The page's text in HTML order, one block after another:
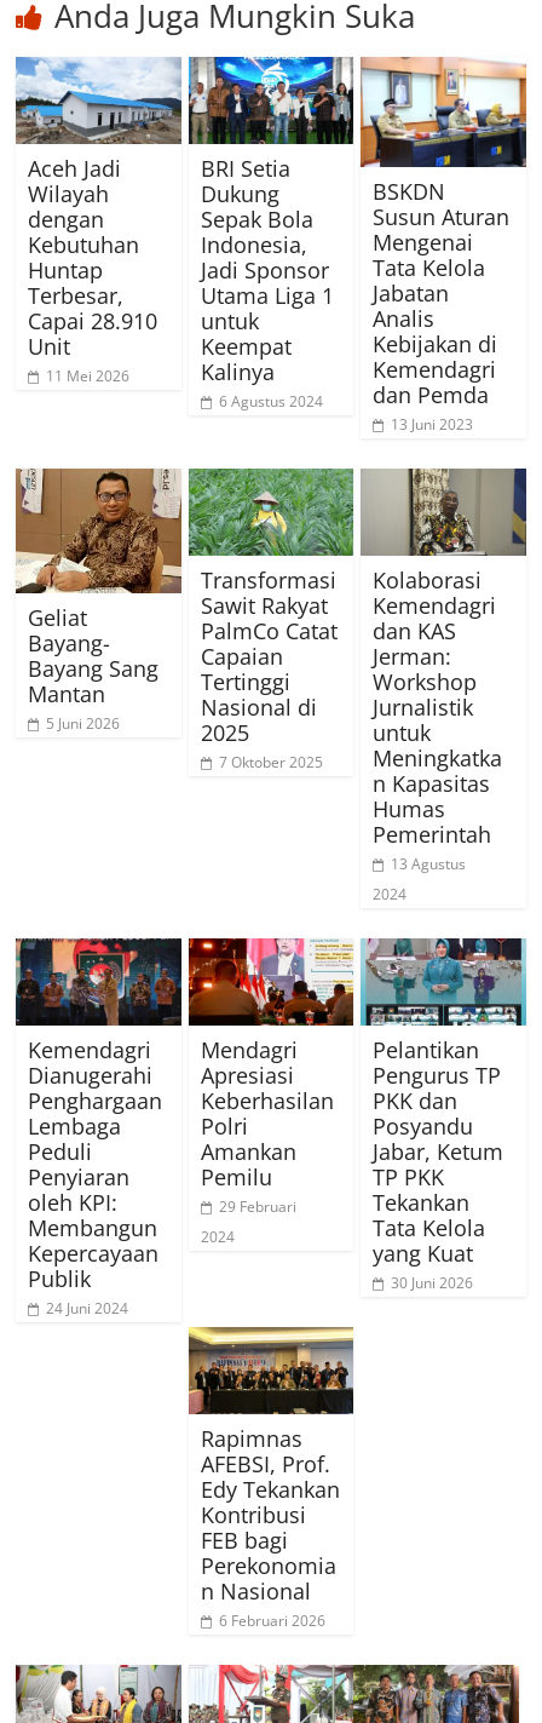
Anda Juga Mungkin Suka
Aceh Jadi
Wilayah
dengan
Kebutuhan
Huntap
Terbesar,
Capai 28.910
Unit
11 Mei 2026
BRI Setia
Dukung
Sepak Bola
Indonesia,
Jadi Sponsor
Utama Liga 1
untuk
Keempat
Kalinya
6 Agustus 2024
BSKDN
Susun Aturan
Mengenai
Tata Kelola
Jabatan
Analis
Kebijakan di
Kemendagri
dan Pemda
13 Juni 2023
Geliat
Bayang-
Bayang Sang
Mantan
5 Juni 2026
Transformasi
Sawit Rakyat
PalmCo Catat
Capaian
Tertinggi
Nasional di
2025
7 Oktober 2025
Kolaborasi
Kemendagri
dan KAS
Jerman:
Workshop
Jurnalistik
untuk
Meningkatka
n Kapasitas
Humas
Pemerintah
13 Agustus
2024
Kemendagri
Dianugerahi
Penghargaan
Lembaga
Peduli
Penyiaran
oleh KPI:
Membangun
Kepercayaan
Publik
24 Juni 2024
Mendagri
Apresiasi
Keberhasilan
Polri
Amankan
Pemilu
29 Februari
2024
Pelantikan
Pengurus TP
PKK dan
Posyandu
Jabar, Ketum
TP PKK
Tekankan
Tata Kelola
yang Kuat
30 Juni 2026
Rapimnas
AFEBSI, Prof.
Edy Tekankan
Kontribusi
FEB bagi
Perekonomia
n Nasional
6 Februari 2026